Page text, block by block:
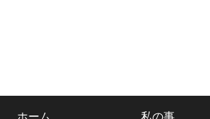
ホーム 私の事